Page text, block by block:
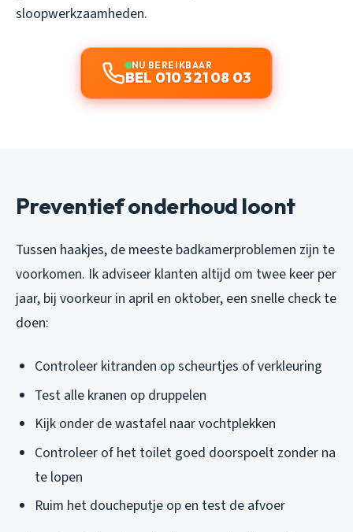
sloopwerkzaamheden.
NU BEREIKBAAR
BEL 010 321 08 03
Preventief onderhoud loont
Tussen haakjes, de meeste badkamerproblemen zijn te
voorkomen. Ik adviseer klanten altijd om twee keer per
jaar, bij voorkeur in april en oktober, een snelle check te
doen:
Controleer kitranden op scheurtjes of verkleuring
Test alle kranen op druppelen
Kijk onder de wastafel naar vochtplekken
Controleer of het toilet goed doorspoelt zonder na
te lopen
Ruim het doucheputje op en test de afvoer